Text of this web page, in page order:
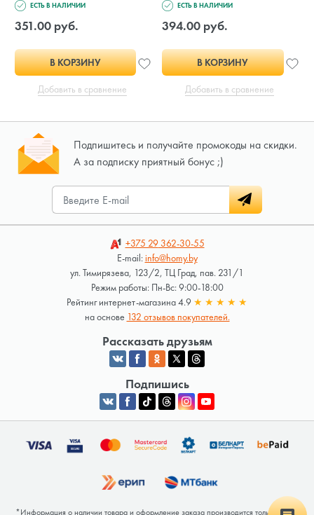
ЕСТЬ В НАЛИЧИИ
351.00 руб.
В КОРЗИНУ
Добавить в сравнение
ЕСТЬ В НАЛИЧИИ
394.00 руб.
В КОРЗИНУ
Добавить в сравнение
Подпишитесь и получайте промокоды на скидки.
А за подписку приятный бонус ;)
+375 29362-30-55
E-mail:info@homy.by
ул. Тимирязева, 123/2, ТЦ Град, пав. 231/1
Режим работы: Пн-Вс: 9:00-18:00
Рейтинг интернет-магазина 4.9 ★ ★ ★ ★ ★
на основе 132 отзывов покупателей.
Рассказать друзьям
Подпишись
*Информация о наличии товара и оформление заказа производится только после